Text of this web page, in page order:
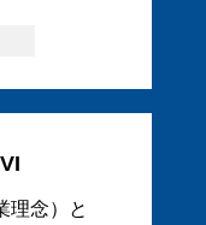
理念）と